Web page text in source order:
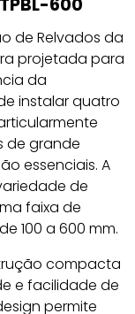
600
de Relvados da
projetada para
da
instalar quatro
de grande
essenciais. A
de
faixa de
100 a 600 mm.
compacta
e facilidade de
permite